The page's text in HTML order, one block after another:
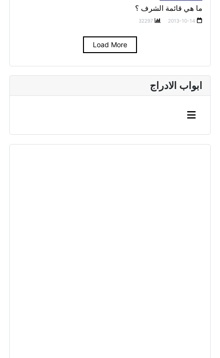
ابواب الادراج
ما هي قائمة الشرف ؟
2013-10-14
32297
Load More